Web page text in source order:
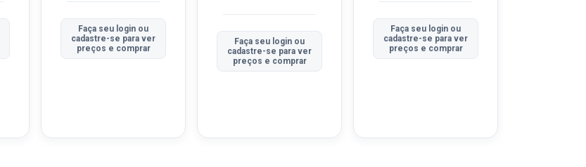
Faça seu login ou
cadastre-se para ver
preços e comprar
Faça seu login ou
cadastre-se para ver
preços e comprar
Faça seu login ou
cadastre-se para ver
preços e comprar